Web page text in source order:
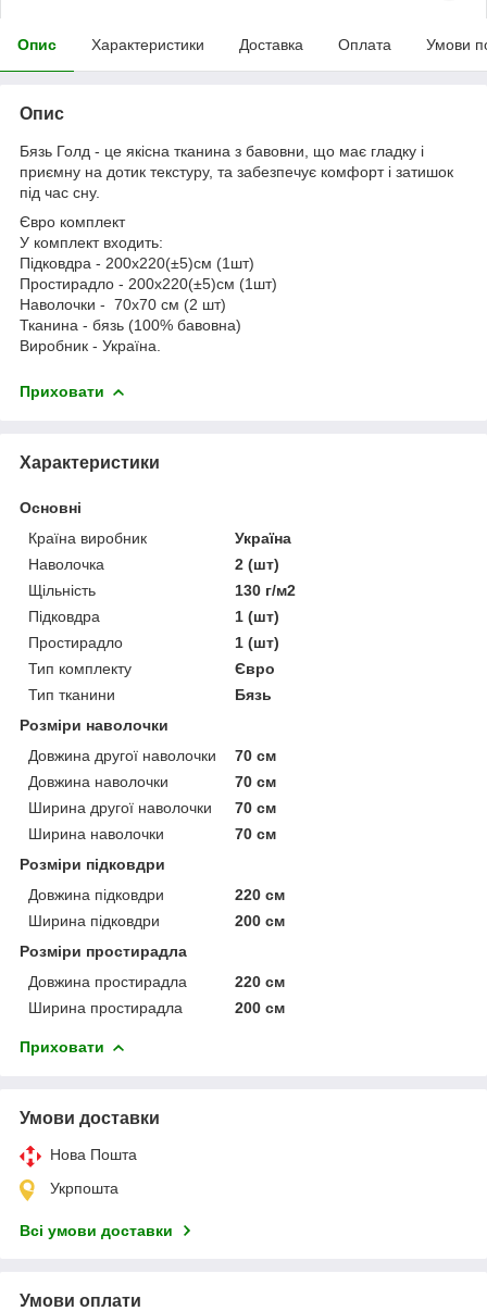
Опис Характеристики Доставка Оплата Умови
Опис
Бязь Голд - це якісна тканина з бавовни, що має гладку і
приємну на дотик текстуру, та забезпечує комфорт і затишок
під час сну.
Євро комплект
У комплект входить:
Підковдра - 200х220(±5)см (1шт)
Простирадло - 200х220(±5)см (1шт)
Наволочки - 70х70 см (2 шт)
Тканина - бязь (100% бавовна)
Виробник - Україна.
Приховати
Характеристики
Основні
Країна виробник
Україна
Наволочка
2 (шт)
Щільність
130 г/м2
Підковдра
1 (шт)
Простирадло
1 (шт)
Тип комплекту
Євро
Тип тканини
Бязь
Розміри наволочки
Довжина другої наволочки
70 см
Довжина наволочки
70 см
Ширина другої наволочки
70 см
Ширина наволочки
70 см
Розміри підковдри
Довжина підковдри
220 см
Ширина підковдри
200 см
Розміри простирадла
Довжина простирадла
220 см
Ширина простирадла
200 см
Приховати
Умови доставки
Нова Пошта
Укрпошта
Всі умови доставки
Умови оплати